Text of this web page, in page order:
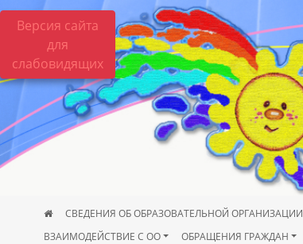
Версия сайта
для
слабовидящих
СВЕДЕНИЯ ОБ ОБРАЗОВАТЕЛЬНОЙ ОРГАНИЗАЦИИ
ВЗАИМОДЕЙСТВИЕ С ОО
ОБРАЩЕНИЯ ГРАЖДАН